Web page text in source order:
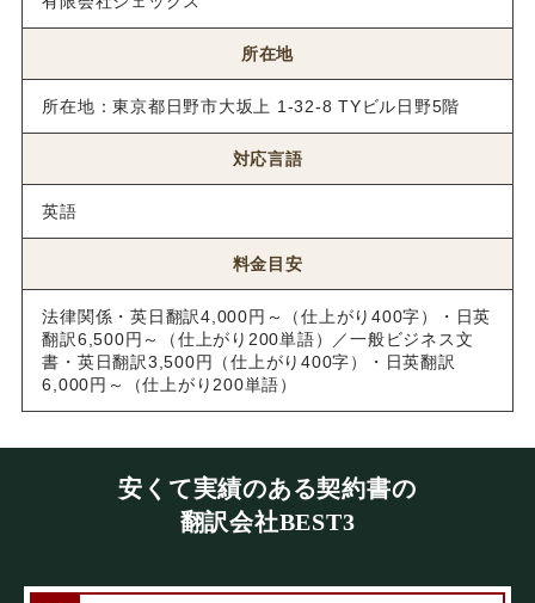
所在地
所在地：東京都日野市大坂上 1-32-8 TYビル日野5階
対応言語
英語
料金目安
法律関係・英日翻訳4,000円～（仕上がり400字）・日英
翻訳6,500円～（仕上がり200単語）／一般ビジネス文
書・英日翻訳3,500円（仕上がり400字）・日英翻訳
6,000円～（仕上がり200単語）
安くて実績のある契約書の
翻訳会社BEST3